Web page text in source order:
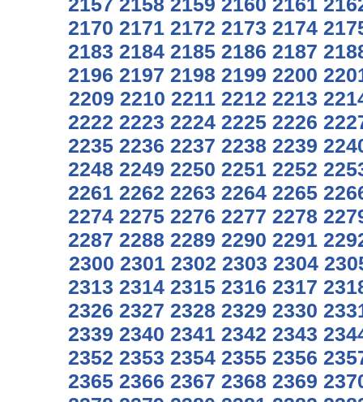
2170 2171 2172 2173 2174
2183 2184 2185 2186 2187
2196 2197 2198 2199 2200
2209 2210 2211 2212 2213
2222 2223 2224 2225 2226
2235 2236 2237 2238 2239
2248 2249 2250 2251 2252
2261 2262 2263 2264 2265
2274 2275 2276 2277 2278
2287 2288 2289 2290 2291
2300 2301 2302 2303 2304
2313 2314 2315 2316 2317
2326 2327 2328 2329 2330
2339 2340 2341 2342 2343
2352 2353 2354 2355 2356
2365 2366 2367 2368 2369